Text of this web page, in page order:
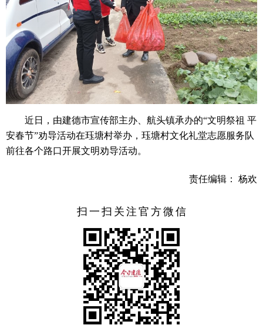
近日，由建德市宣传部主办、航头镇承办的“文明祭祖 平
安春节”劝导活动在珏塘村举办，珏塘村文化礼堂志愿服务队
前往各个路口开展文明劝导活动。
责任编辑： 杨欢
扫一扫关注官方微信